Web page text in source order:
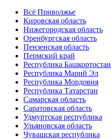
Всё Приволжье
Кировская область
Нижегородская область
Оренбургская область
Пензенская область
Пермский край
Республика Башкортостан
Республика Марий Эл
Республика Мордовия
Республика Татарстан
Самарская область
Саратовская область
Удмуртская республика
Ульяновская область
Чувашская республика